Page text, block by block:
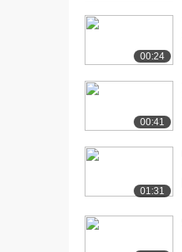
（下）
[22] 计算机网络(12)
（上）
[23] 计算机网络(12)
（下）
742播放
[24] 计算机网络(13)
1540播放
00:24
00:41
01:31